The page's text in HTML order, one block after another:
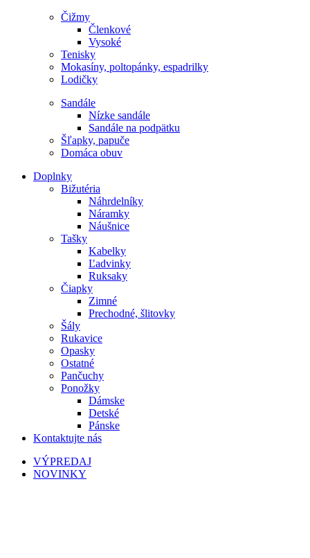
Čižmy
Členkové
Vysoké
Tenisky
Mokasíny, poltopánky, espadrilky
Lodičky
Sandále
Nízke sandále
Sandále na podpätku
Šľapky, papuče
Domáca obuv
Doplnky
Bižutéria
Náhrdelníky
Náramky
Náušnice
Tašky
Kabelky
Ľadvinky
Ruksaky
Čiapky
Zimné
Prechodné, šlitovky
Šály
Rukavice
Opasky
Ostatné
Pančuchy
Ponožky
Dámske
Detské
Pánske
Kontaktujte nás
VÝPREDAJ
NOVINKY